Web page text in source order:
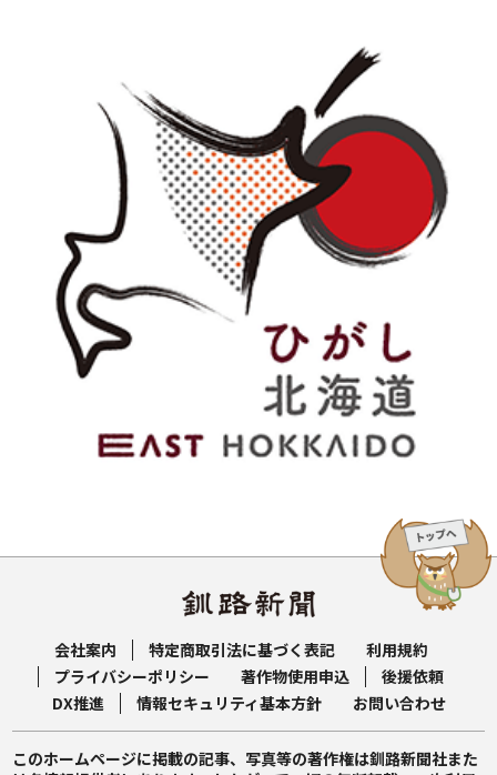
会社案内 特定商取引法に基づく表記
利用規約
プライバシーポリシー
著作物使用申込
後援依頼
DX推進
情報セキュリティ基本方針 お問い合わせ
このホームページに掲載の記事、写真等の著作権は釧路新聞社また